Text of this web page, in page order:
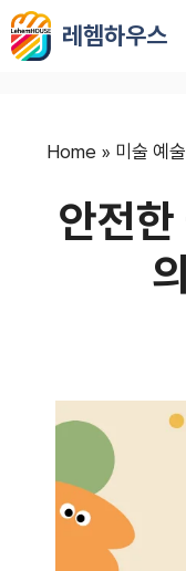
컨
텐
레헴하우스
Home » 미술 예술
안전한